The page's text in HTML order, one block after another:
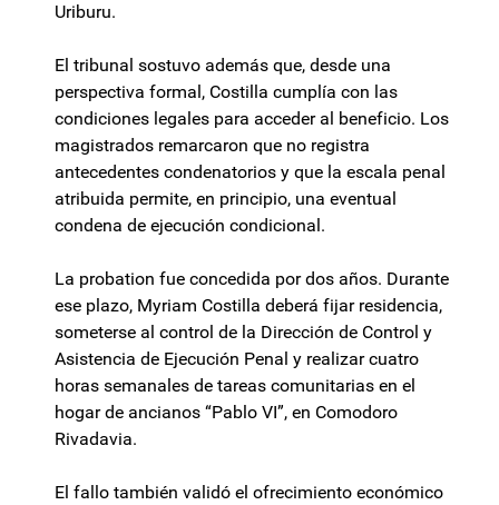
Uriburu.
El tribunal sostuvo además que, desde una
perspectiva formal, Costilla cumplía con las
condiciones legales para acceder al beneficio. Los
magistrados remarcaron que no registra
antecedentes condenatorios y que la escala penal
atribuida permite, en principio, una eventual
condena de ejecución condicional.
La probation fue concedida por dos años. Durante
ese plazo, Myriam Costilla deberá fijar residencia,
someterse al control de la Dirección de Control y
Asistencia de Ejecución Penal y realizar cuatro
horas semanales de tareas comunitarias en el
hogar de ancianos “Pablo VI”, en Comodoro
Rivadavia.
El fallo también validó el ofrecimiento económico